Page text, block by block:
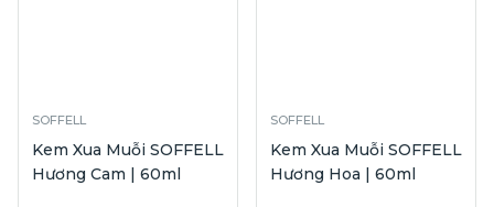
SOFFELL
Kem Xua Muỗi SOFFELL
Hương Cam | 60ml
SOFFELL
Kem Xua Muỗi SOFFELL
Hương Hoa | 60ml